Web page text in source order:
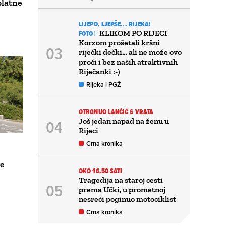
LIJEPO, LJEPŠE... RIJEKA!
FOTO | KLIKOM PO RIJECI
Korzom prošetali kršni
riječki dečki… ali ne može ovo
proći i bez naših atraktivnih
Riječanki :-)
Rijeka i PGŽ
OTRGNUO LANČIĆ S VRATA
Još jedan napad na ženu u
Rijeci
Crna kronika
OKO 16.50 SATI
Tragedija na staroj cesti
prema Učki, u prometnoj
nesreći poginuo motociklist
Crna kronika